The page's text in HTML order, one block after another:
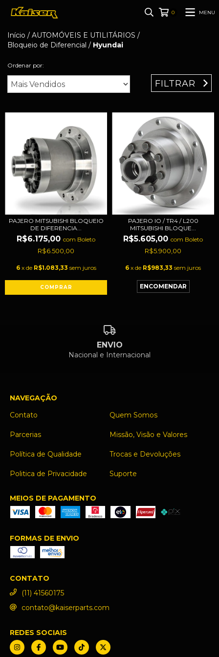
0 MENU
Início / AUTOMÓVEIS E UTILITÁRIOS /
Bloqueio de Diferencial / Hyundai
Ordenar por:
FILTRAR
PAJERO MITSUBISHI BLOQUEIO
DE DIFERENCIA...
R$6.175,00 com Boleto
R$6.500,00
6 x de R$1.083,33 sem juros
PAJERO IO / TR4 / L200
MITSUBISHI BLOQUE...
R$5.605,00 com Boleto
R$5.900,00
6 x de R$983,33 sem juros
ENVIO
Nacional e Internacional
NAVEGAÇÃO
Contato
Quem Somos
Parcerias Missão, Visão e Valores
Política de Qualidade Trocas e Devoluções
Politica de Privacidade Suporte
MEIOS DE PAGAMENTO
FORMAS DE ENVIO
CONTATO
(11) 41560175
contato@kaiserparts.com
REDES SOCIAIS